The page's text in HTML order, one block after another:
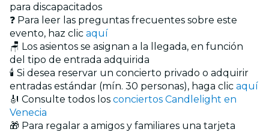
para discapacitados
❓ Para leer las preguntas frecuentes sobre este
evento, haz clic aquí
🪑 Los asientos se asignan a la llegada, en función
del tipo de entrada adquirida
🕯️ Si desea reservar un concierto privado o adquirir
entradas estándar (mín. 30 personas), haga clic aquí
🎻 Consulte todos los conciertos Candlelight en
Venecia
🎁 Para regalar a amigos y familiares una tarjeta